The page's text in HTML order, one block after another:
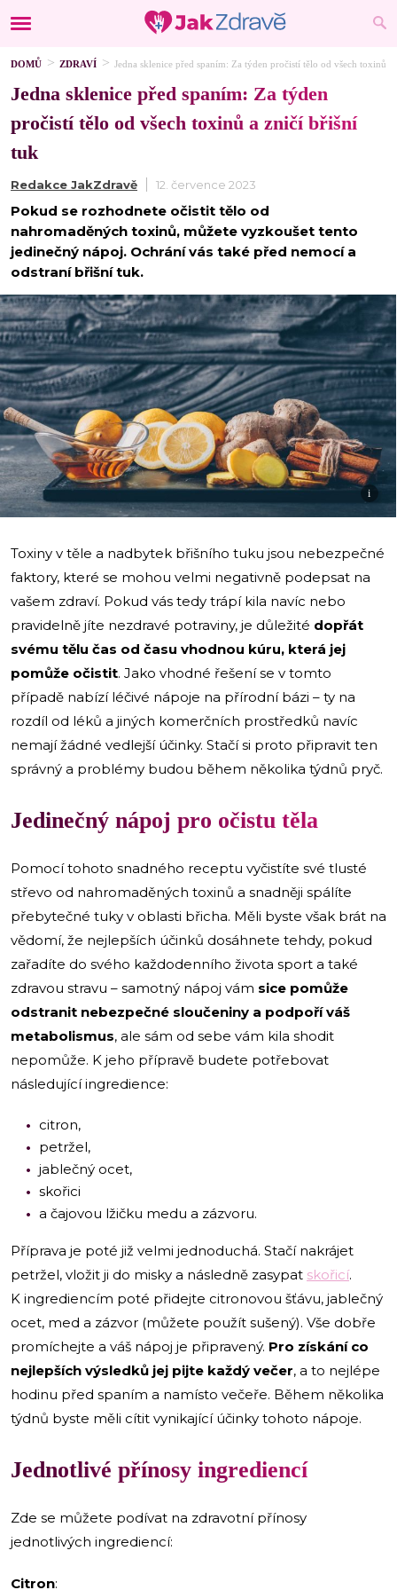
DOMŮ ZDRAVÍ Jedna sklenice před spaním: Za týden pročistí tělo od všech toxinů
Jedna sklenice před spaním: Za týden
pročistí tělo od všech toxinů a zničí břišní
tuk
Redakce JakZdravě 12. července 2023
Pokud se rozhodnete očistit tělo od
nahromaděných toxinů, můžete vyzkoušet tento
jedinečný nápoj. Ochrání vás také před nemocí a
odstraní břišní tuk.
i
Toxiny v těle a nadbytek břišního tuku jsou nebezpečné
faktory, které se mohou velmi negativně podepsat na
vašem zdraví. Pokud vás tedy trápí kila navíc nebo
pravidelně jíte nezdravé potraviny, je důležité dopřát
svému tělu čas od času vhodnou kúru, která jej
pomůže očistit. Jako vhodné řešení se v tomto
případě nabízí léčivé nápoje na přírodní bázi – ty na
rozdíl od léků a jiných komerčních prostředků navíc
nemají žádné vedlejší účinky. Stačí si proto připravit ten
správný a problémy budou během několika týdnů pryč.
Jedinečný nápoj pro očistu těla
Pomocí tohoto snadného receptu vyčistíte své tlusté
střevo od nahromaděných toxinů a snadněji spálíte
přebytečné tuky v oblasti břicha. Měli byste však brát na
vědomí, že nejlepších účinků dosáhnete tehdy, pokud
zařadíte do svého každodenního života sport a také
zdravou stravu – samotný nápoj vám sice pomůže
odstranit nebezpečné sloučeniny a podpoří váš
metabolismus, ale sám od sebe vám kila shodit
nepomůže. K jeho přípravě budete potřebovat
následující ingredience:
citron,
petržel,
jablečný ocet,
skořici
a čajovou lžičku medu a zázvoru.
Příprava je poté již velmi jednoduchá. Stačí nakrájet
petržel, vložit ji do misky a následně zasypat skořicí.
K ingrediencím poté přidejte citronovou šťávu, jablečný
ocet, med a zázvor (můžete použít sušený). Vše dobře
promíchejte a váš nápoj je připravený. Pro získání co
nejlepších výsledků jej pijte každý večer, a to nejlépe
hodinu před spaním a namísto večeře. Během několika
týdnů byste měli cítit vynikající účinky tohoto nápoje.
Jednotlivé přínosy ingrediencí
Zde se můžete podívat na zdravotní přínosy
jednotlivých ingrediencí:
Citron: